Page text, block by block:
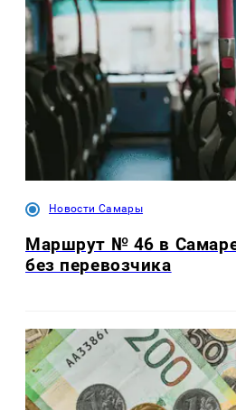
Новости Самары
Маршрут № 46 в
без перевозчика